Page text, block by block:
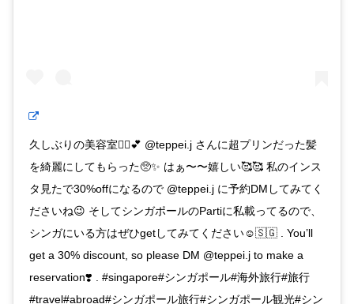
久しぶりの美容室💇‍♀️💕 @teppei.j さんに超プリンだった髪
を綺麗にしてもらった🥺✨ はぁ〜〜嬉しい🥰🥰 私のインス
タ見たで30%offになるので @teppei.j に予約DMしてみてく
ださいね😉 そしてシンガポールのPartiに私載ってるので、
シンガにいる方はぜひgetしてみてください☺️🇸🇬 . You’ll
get a 30% discount, so please DM @teppei.j to make a
reservation❣️ . #singapore#シンガポール#海外旅行#旅行
#travel#abroad#シンガポール旅行#シンガポール観光#シン